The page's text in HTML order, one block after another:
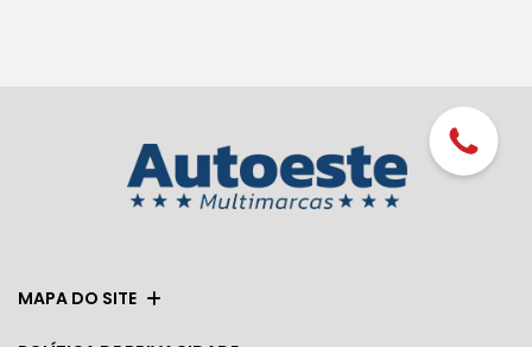
MAPA DO SITE